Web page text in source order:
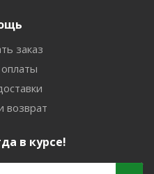
заказ
возврат
в курсе!